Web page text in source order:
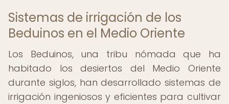
Sistemas de irrigación de los
Beduinos en el Medio Oriente
Los Beduinos, una tribu nómada que ha
habitado los desiertos del Medio Oriente
durante siglos, han desarrollado sistemas de
irrigación ingeniosos y eficientes para cultivar